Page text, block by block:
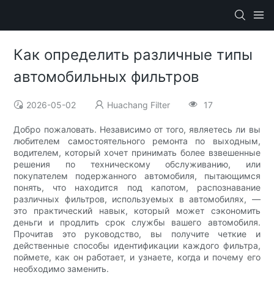
Как определить различные типы
автомобильных фильтров
2026-05-02 Huachang Filter 17
Добро пожаловать. Независимо от того, являетесь ли вы
любителем самостоятельного ремонта по выходным,
водителем, который хочет принимать более взвешенные
решения по техническому обслуживанию, или
покупателем подержанного автомобиля, пытающимся
понять, что находится под капотом, распознавание
различных фильтров, используемых в автомобилях, —
это практический навык, который может сэкономить
деньги и продлить срок службы вашего автомобиля.
Прочитав это руководство, вы получите четкие и
действенные способы идентификации каждого фильтра,
поймете, как он работает, и узнаете, когда и почему его
необходимо заменить.